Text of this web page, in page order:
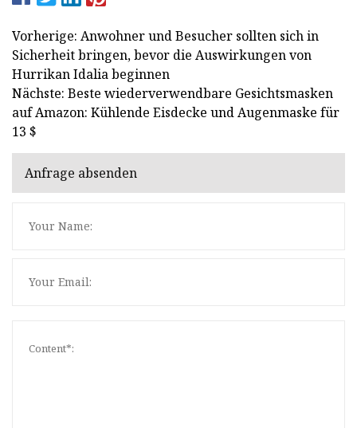
Vorherige: Anwohner und Besucher sollten sich in
Sicherheit bringen, bevor die Auswirkungen von
Hurrikan Idalia beginnen
Nächste: Beste wiederverwendbare Gesichtsmasken
auf Amazon: Kühlende Eisdecke und Augenmaske für
13 $
Anfrage absenden